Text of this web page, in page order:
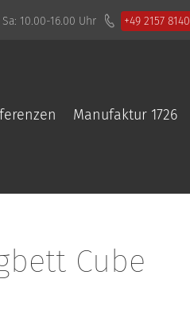
10.00-16.00 Uhr +49 2157 8140
Manufaktur 1726
Cube